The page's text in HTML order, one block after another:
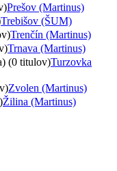
Prešov (Martinus)
Trebišov (ŠUM)
Trenčín (Martinus)
Trnava (Martinus)
(0 titulov)Turzovka
Zvolen (Martinus)
Žilina (Martinus)